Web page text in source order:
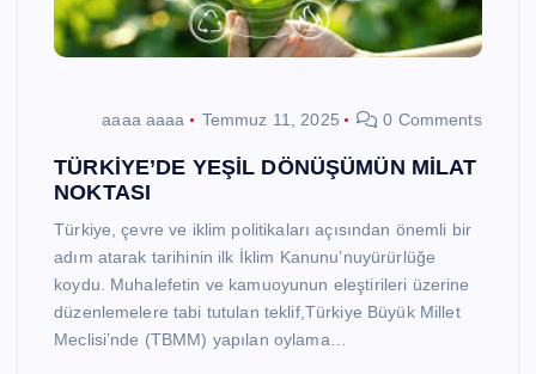
aaaa aaaa Temmuz 11, 2025 0 Comments
TÜRKİYE’DE YEŞİL DÖNÜŞÜMÜN MİLAT
NOKTASI
Türkiye, çevre ve iklim politikaları açısından önemli bir
adım atarak tarihinin ilk İklim Kanunu’nuyürürlüğe
koydu. Muhalefetin ve kamuoyunun eleştirileri üzerine
düzenlemelere tabi tutulan teklif,Türkiye Büyük Millet
Meclisi’nde (TBMM) yapılan oylama…